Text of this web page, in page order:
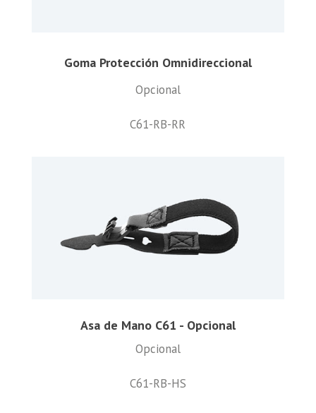
Goma Protección Omnidireccional
Opcional
C61-RB-RR
Asa de Mano C61 - Opcional
Opcional
C61-RB-HS